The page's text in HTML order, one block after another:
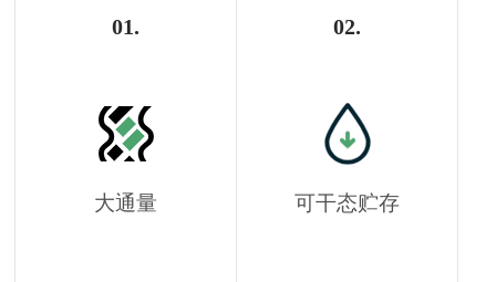
01.
大通量
02.
可干态贮存